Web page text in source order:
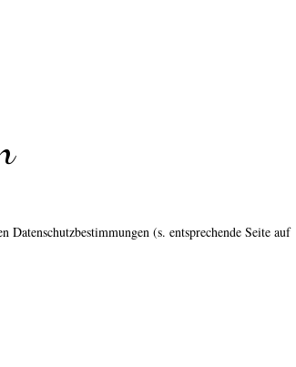
Datenschutzbestimmungen (s. entsprechende Seite auf